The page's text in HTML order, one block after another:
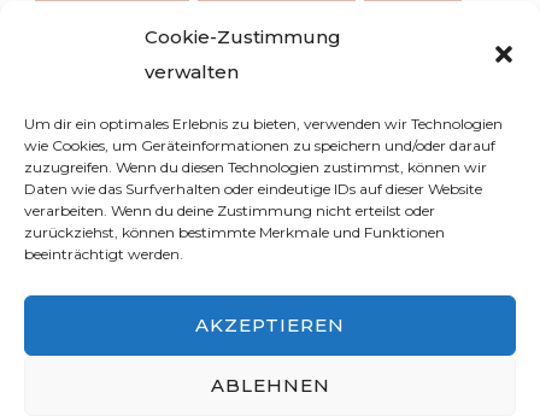
Cookie-Zustimmung
verwalten
Um dir ein optimales Erlebnis zu bieten, verwenden wir Technologien
wie Cookies, um Geräteinformationen zu speichern und/oder darauf
zuzugreifen. Wenn du diesen Technologien zustimmst, können wir
Daten wie das Surfverhalten oder eindeutige IDs auf dieser Website
verarbeiten. Wenn du deine Zustimmung nicht erteilst oder
zurückziehst, können bestimmte Merkmale und Funktionen
beeinträchtigt werden.
AKZEPTIEREN
ABLEHNEN
MAINZ MITTELRHEINTAL
NIEDERLANDE NRW RAMSES
REGENSBURG RHEIN RHEINGAU
ROTHENBURG
STÄDTETRIP VENEDIG WALHALLA